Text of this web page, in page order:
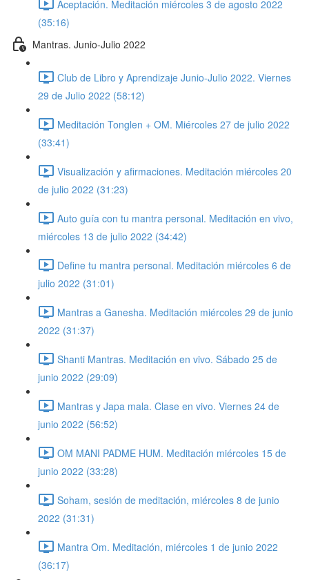
Aceptación. Meditación miércoles 3 de agosto 2022
(35:16)
Mantras. Junio-Julio 2022
Club de Libro y Aprendizaje Junio-Julio 2022. Viernes
29 de Julio 2022 (58:12)
Meditación Tonglen + OM. Miércoles 27 de julio 2022
(33:41)
Visualización y afirmaciones. Meditación miércoles 20
de julio 2022 (31:23)
Auto guía con tu mantra personal. Meditación en vivo,
miércoles 13 de julio 2022 (34:42)
Define tu mantra personal. Meditación miércoles 6 de
julio 2022 (31:01)
Mantras a Ganesha. Meditación miércoles 29 de junio
2022 (31:37)
Shanti Mantras. Meditación en vivo. Sábado 25 de
junio 2022 (29:09)
Mantras y Japa mala. Clase en vivo. Viernes 24 de
junio 2022 (56:52)
OM MANI PADME HUM. Meditación miércoles 15 de
junio 2022 (33:28)
Soham, sesión de meditación, miércoles 8 de junio
2022 (31:31)
Mantra Om. Meditación, miércoles 1 de junio 2022
(36:17)